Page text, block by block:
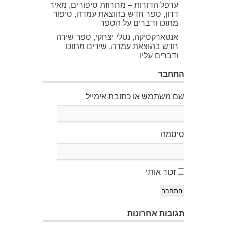
ערפל הדורות – מחרוזת סיפורים, מאיר
דדון, ספר חדש בהוצאת עמדה, סיפור
מתוכו ודברים על הספר
אנטארקטיקה, נטלי יצחקי, ספר שירה
חדש בהוצאת עמדה, שירים מתוכו
ודברים עליו
התחבר
שם משתמש או כתובת אימייל
סיסמה
זכור אותי
התחבר
תגובות אחרונות